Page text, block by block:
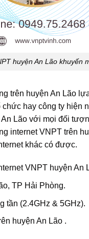
huyện An Lão khuyến
trên huyện An Lão
hay công ty hiện
Lão với mọi đối
internet VNPT trên
khác có được.
VNPT huyện An
TP Hải Phòng.
tần (2.4GHz & 5GHz).
huyện An Lão .